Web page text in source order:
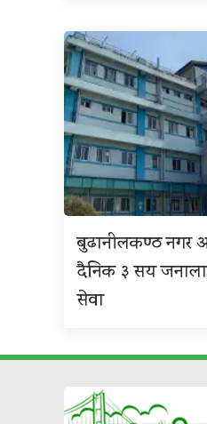
बुढानीलकण्ठ नगर
दैनिक ३ सय
सेवा